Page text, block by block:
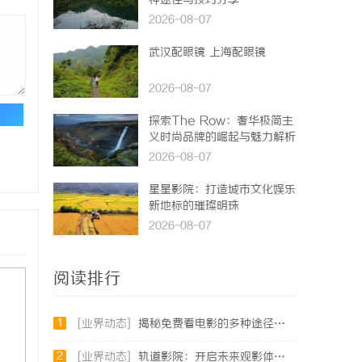
2026-08-07
武汉配眼镜 上海配眼镜
2026-08-07
探索The Row：奢华极简主
义时尚品牌的崛起与魅力解析
2026-08-07
星星影院：打造城市文化娱乐
新地标的璀璨明珠
2026-08-07
阅读排行
1 [业界动态] 揭秘免费看电影的多种途径及注意事项详解
2 [业界动态] 轨道影院：开启未来观影体验的新纪元